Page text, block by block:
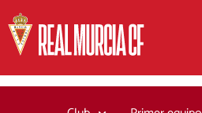
al
contenido